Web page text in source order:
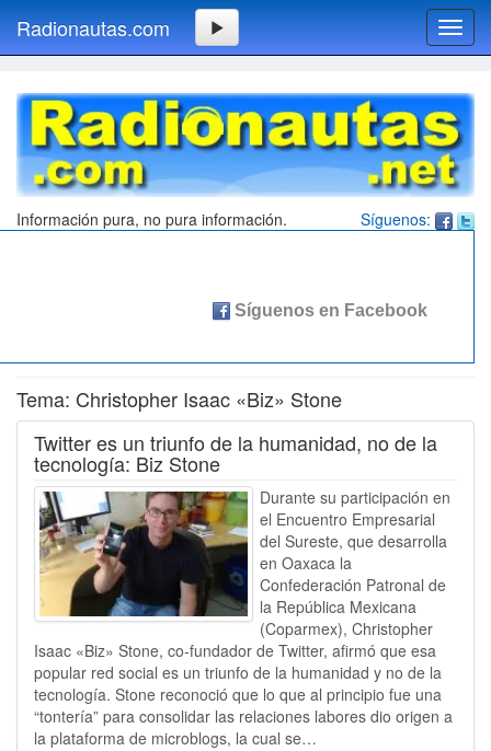
Radionautas.com
Síguenos:
Información pura, no pura información.
Tema: Christopher Isaac «Biz» Stone
Twitter es un triunfo de la humanidad, no de la
tecnología: Biz Stone
Durante su participación en
el Encuentro Empresarial
del Sureste, que desarrolla
en Oaxaca la
Confederación Patronal de
la República Mexicana
(Coparmex), Christopher
Isaac «Biz» Stone, co-fundador de Twitter, afirmó que esa
popular red social es un triunfo de la humanidad y no de la
tecnología. Stone reconoció que lo que al principio fue una
“tontería” para consolidar las relaciones labores dio origen a
la plataforma de microblogs, la cual se…